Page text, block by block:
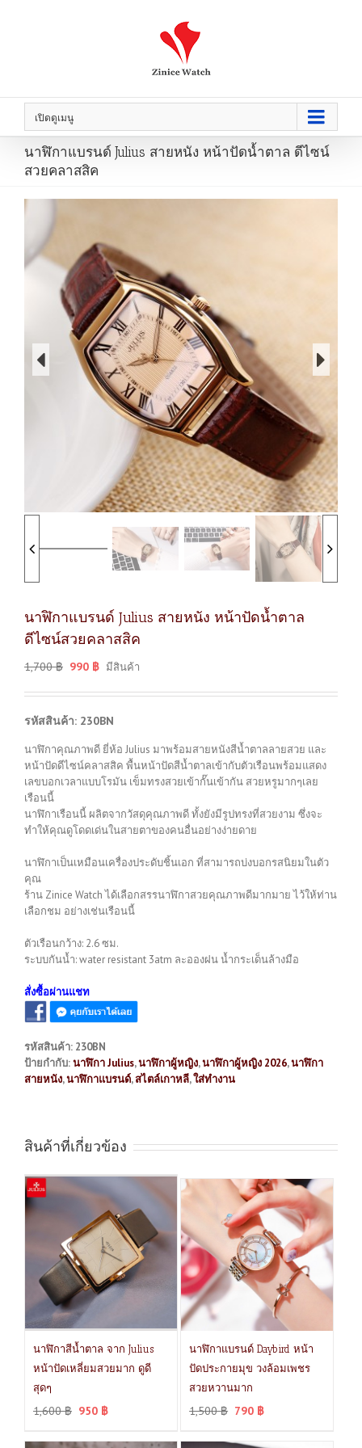
เปิดดูเมนู
นาฬิกาแบรนด์ Julius สายหนัง หน้าปัดน้ำตาล ดีไซน์
สวยคลาสสิค
นาฬิกาแบรนด์ Julius สายหนัง หน้าปัดน้ำตาล
ดีไซน์สวยคลาสสิค
1,700฿ 990 ฿ มีสินค้า
รหัสสินค้า: 230BN
นาฬิกาคุณภาพดี ยี่ห้อ Julius มาพร้อมสายหนังสีน้ำตาลลายสวย และ
หน้าปัดดีไซน์คลาสสิค พื้นหน้าปัดสีน้ำตาลเข้ากับตัวเรือนพร้อมแสดง
เลขบอกเวลาแบบโรมัน เข็มทรงสวยเข้ากั๊นเข้ากัน สวยหรูมากๆเลย
เรือนนี้
นาฬิกาเรือนนี้ ผลิตจากวัสดุคุณภาพดี ทั้งยังมีรูปทรงที่สวยงาม ซึ่งจะ
ทำให้คุณดูโดดเด่นในสายตาของคนอื่นอย่างง่ายดาย
นาฬิกาเป็นเหมือนเครื่องประดับชิ้นเอก ที่สามารถบ่งบอกรสนิยมในตัว
คุณ
ร้าน Zinice Watch ได้เลือกสรรนาฬิกาสวยคุณภาพดีมากมาย ไว้ให้ท่าน
เลือกชม อย่างเช่นเรือนนี้
ตัวเรือนกว้าง: 2.6 ซม.
ระบบกันน้ำ: water resistant 3atm ละอองฝน น้ำกระเด็นล้างมือ
สั่งซื้อผ่านแชท
รหัสสินค้า: 230BN
ป้ายกำกับ:นาฬิกา Julius,นาฬิกาผู้หญิง,นาฬิกาผู้หญิง 2026,นาฬิกา
สายหนัง,นาฬิกาแบรนด์,สไตล์เกาหลี,ใส่ทำงาน
สินค้าที่เกี่ยวข้อง
นาฬิกาสีน้ำตาล จาก Julius
หน้าปัดเหลี่ยมสวยมาก ดูดี
สุดๆ
1,600฿ 950 ฿
นาฬิกาแบรนด์ Daybird หน้า
ปัดประกายมุข วงล้อมเพชร
สวยหวานมาก
1,500฿ 790 ฿